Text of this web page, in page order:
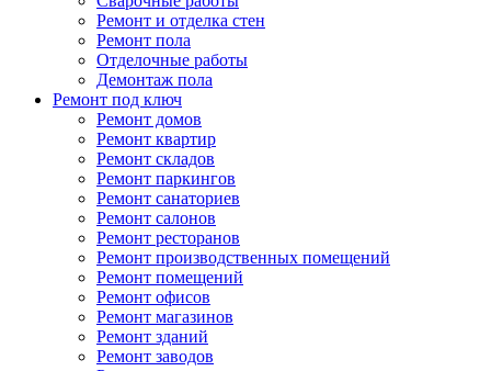
Ремонт и отделка стен
Ремонт пола
Отделочные работы
Демонтаж пола
Ремонт под ключ
Ремонт домов
Ремонт квартир
Ремонт складов
Ремонт паркингов
Ремонт санаториев
Ремонт салонов
Ремонт ресторанов
Ремонт производственных помещений
Ремонт помещений
Ремонт офисов
Ремонт магазинов
Ремонт зданий
Ремонт заводов